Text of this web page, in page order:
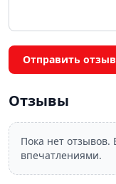
Отправить отзыв
Отзывы
Пока нет отзывов.
впечатлениями.